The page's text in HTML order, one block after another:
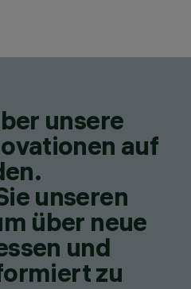
unsere
auf
unseren
über neue
und
zu